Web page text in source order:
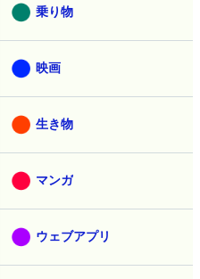
乗り物
映画
生き物
マンガ
ウェブアプリ